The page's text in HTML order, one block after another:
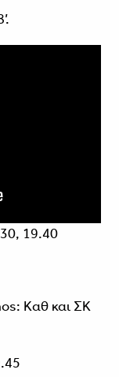
19.40
Καθ και ΣΚ